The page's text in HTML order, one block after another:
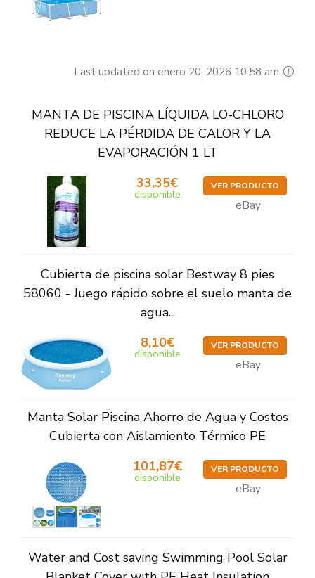
Last updated on enero 20, 2026 10:58 am
MANTA DE PISCINA LÍQUIDA LO-CHLORO
REDUCE LA PÉRDIDA DE CALOR Y LA
EVAPORACIÓN 1 LT
33,35€
disponible
VER PRODUCTO
eBay
Cubierta de piscina solar Bestway 8 pies
58060 - Juego rápido sobre el suelo manta de
agua...
8,10€
disponible
VER PRODUCTO
eBay
Manta Solar Piscina Ahorro de Agua y Costos
Cubierta con Aislamiento Térmico PE
101,87€
disponible
VER PRODUCTO
eBay
Water and Cost saving Swimming Pool Solar